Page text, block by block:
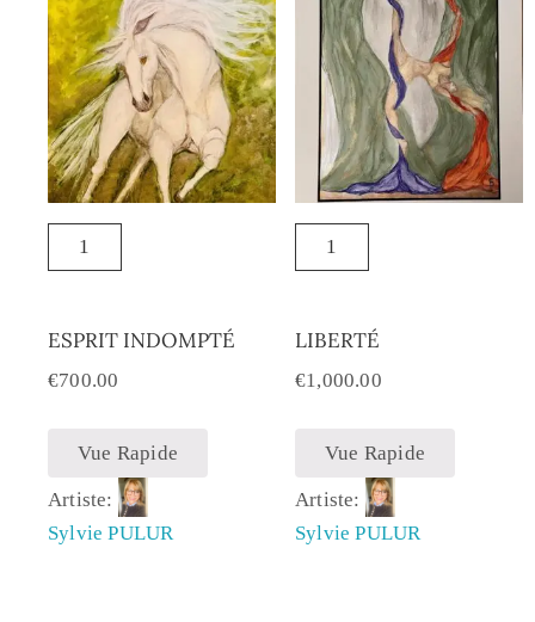
ESPRIT INDOMPTÉ
€700.00
Vue Rapide
Artiste:
Sylvie PULUR
LIBERTÉ
€1,000.00
Vue Rapide
Artiste:
Sylvie PULUR